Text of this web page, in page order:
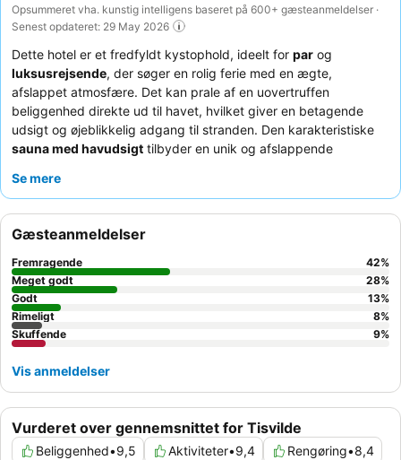
Opsummeret vha. kunstig intelligens baseret på 600+ gæsteanmeldelser ·
Senest opdateret: 29 May 2026
Dette hotel er et fredfyldt kystophold, ideelt for par og
luksusrejsende, der søger en rolig ferie med en ægte,
afslappet atmosfære. Det kan prale af en uovertruffen
beliggenhed direkte ud til havet, hvilket giver en betagende
udsigt og øjeblikkelig adgang til stranden. Den karakteristiske
sauna med havudsigt tilbyder en unik og afslappende
opmærksomme personale
vin-time.
Se mere
Vurderet over gennemsnittet for Tisvilde
Beliggenhed•9,5 Aktiviteter•9,4 Rengøring•8,4
Gæsteanmeldelser
Fremragende 42%
Meget godt
28%
Godt
13%
Rimeligt
8%
Skuffende
9%
Vis anmeldelser